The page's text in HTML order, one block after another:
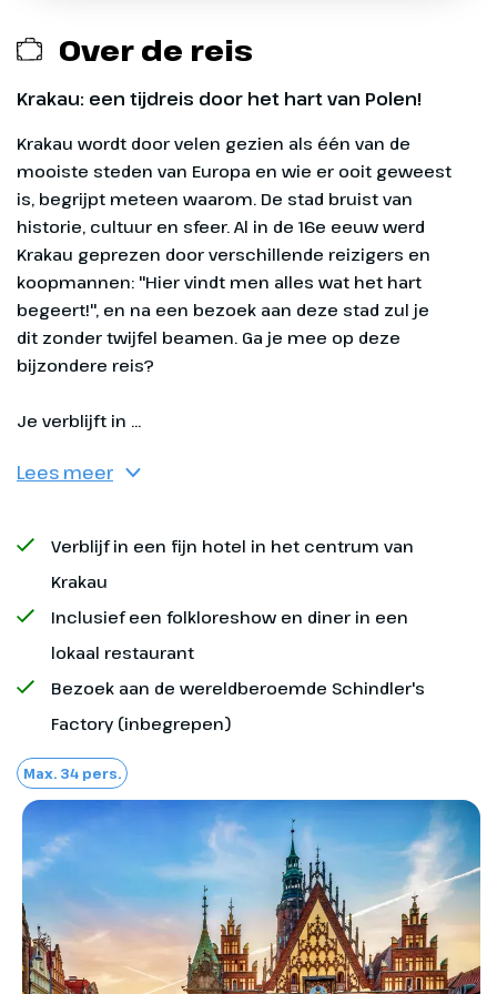
Over de reis
Krakau: een tijdreis door het hart van Polen!
Krakau wordt door velen gezien als één van de mooiste steden van Europa en wie er ooit geweest is, begrijpt meteen waarom. De stad bruist van historie, cultuur en sfeer. Al in de 16e eeuw werd Krakau geprezen door verschillende reizigers en koopmannen: "Hier vindt men alles wat
Je verblijft in ...
Lees meer
Verblijf in een fijn hotel in het centrum van
Krakau
Inclusief een folkloreshow en diner in een
lokaal restaurant
Bezoek aan de wereldberoemde Schindler's
Factory (inbegrepen)
Max. 34 pers.
bijzondere bestemming?
Dag 1
Na een kopje koffie of thee in
dineren en overnachten in de
omgeving van Chemnitz.
Servicelijnen via Didam
Reserveringskosten € 27,50 per boeking
Calamiteitenfonds € 2,50 per boeking
SGR-bijdrage € 5,00 p.p.
Exclusief
programma)
Eventuele fooien
Optioneel bij te boeken
Annuleringsverzekering
Reisverzekering
Optionele excursies, bij boeking op te
geven
september 2026 en terugkomen vanaf
16 mei t/m 26 september 2026, overige
opstapplaatsen zijn het gehele seizoen
die vertrekken vanaf 11 mei t/m 14
16 mei t/m 26 september 2026, overige
opstapplaatsen zijn het gehele seizoen
beschikbaar.
Opstaptijden Gelderland
¹ Opstapplaats te boeken voor reizen
die vertrekken vanaf 11 mei t/m 14
september 2026 en terugkomen vanaf
16 mei t/m 26 september 2026, overige
opstapplaatsen zijn het gehele seizoen
beschikbaar.